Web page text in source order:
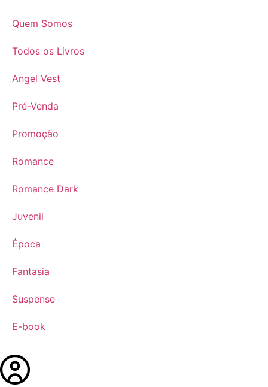
Quem Somos
Todos os Livros
Angel Vest
Pré-Venda
Promoção
Romance
Romance Dark
Juvenil
Época
Fantasia
Suspense
E-book